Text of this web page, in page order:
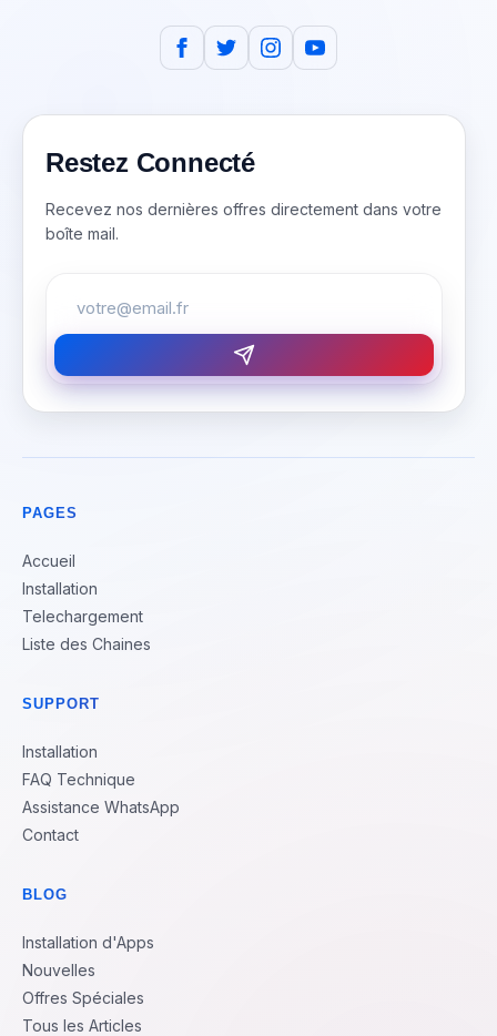
Restez Connecté
Recevez nos dernières offres directement dans votre
boîte mail.
PAGES
Accueil
Installation
Telechargement
Liste des Chaines
SUPPORT
Installation
FAQ Technique
Assistance WhatsApp
Contact
BLOG
Installation d'Apps
Nouvelles
Offres Spéciales
Tous les Articles